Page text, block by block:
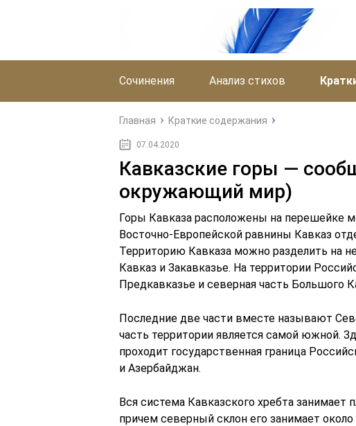
Сочинения Анализ стихов
Главная Краткие содержания
07.04.2020
Кавказские горы —
окружающий мир)
Горы Кавказа расположены на
Восточно-Европейской равнины Кавказ
Территорию Кавказа можно разделить на
Кавказ и Закавказье. На территории
Предкавказье и северная часть Большого
Последние две части вместе называют
часть территории является самой южной.
проходит государственная граница
и Азербайджан.
Вся система Кавказского хребта занимает
причем северный склон его занимает